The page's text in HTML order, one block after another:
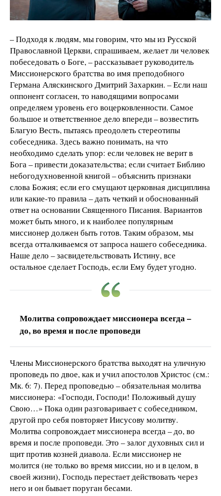
– Подходя к людям, мы говорим, что мы из Русской
Православной Церкви, спрашиваем, желает ли человек
побеседовать о Боге, – рассказывает руководитель
Миссионерского братства во имя преподобного
Германа Аляскинского Дмитрий Захаркин. – Если наш
оппонент согласен, то наводящими вопросами
определяем уровень его воцерковленности. Самое
большое и ответственное дело впереди – возвестить
Благую Весть, пытаясь преодолеть стереотипы
собеседника. Здесь важно понимать, на что
необходимо сделать упор: если человек не верит в
Бога – привести доказательства; если считает Библию
небогодухновенной книгой – объяснить признаки
слова Божия; если его смущают церковная дисциплина
или какие-то правила – дать четкий и обоснованный
ответ на основании Священного Писания. Вариантов
может быть много, и к наиболее популярным
миссионер должен быть готов. Таким образом, мы
всегда отталкиваемся от запроса нашего собеседника.
Наше дело – засвидетельствовать Истину, все
остальное сделает Господь, если Ему будет угодно.
Молитва сопровождает миссионера всегда –
до, во время и после проповеди
Члены Миссионерского братства выходят на уличную
проповедь по двое, как и учил апостолов Христос (см.:
Мк. 6: 7). Перед проповедью – обязательная молитва
миссионера: «Господи, Господи! Положивый душу
Свою…» Пока один разговаривает с собеседником,
другой про себя повторяет Иисусову молитву.
Молитва сопровождает миссионера всегда – до, во
время и после проповеди. Это – залог духовных сил и
щит против козней диавола. Если миссионер не
молится (не только во время миссии, но и в целом, в
своей жизни), Господь перестает действовать через
него и он бывает поруган бесами.